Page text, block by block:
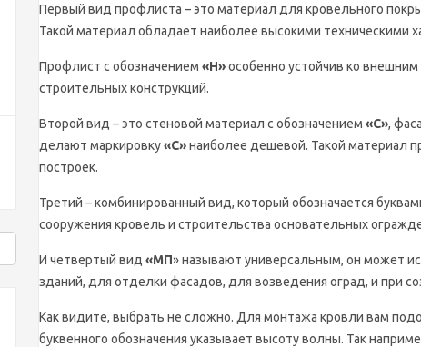
Первый вид профлиста – это материал для кровельного
Такой материал обладает наиболее высокими
Профлист с обозначением «Н»особенно устойчив ко
строительных конструкций.
Второй вид – это стеновой материал с обозначением «С»,
делают маркировку«С»наиболее дешевой. Такой материал
построек.
Третий – комбинированный вид, который обозначается
сооружения кровель и строительства основательных
И четвертый вид «МП» называют универсальным, он может
зданий, для отделки фасадов, для возведения оград, и при
Как видите, выбрать не сложно. Для монтажа кровли вам
буквенного обозначения указывает высоту волны. Так